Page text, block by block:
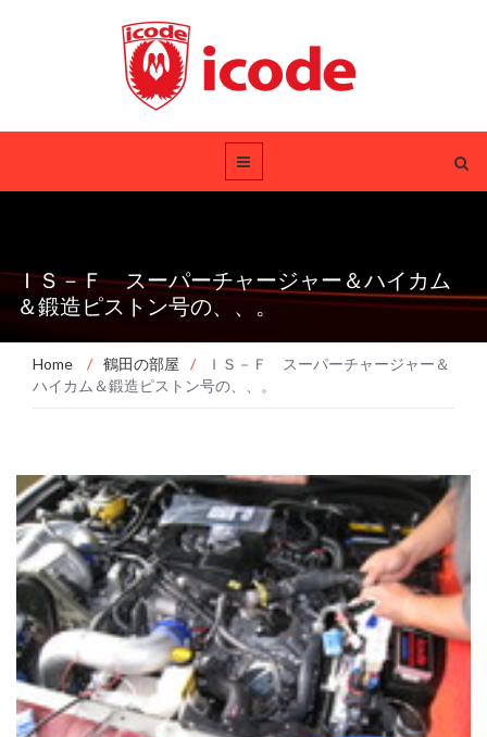
ＩＳ－Ｆ スーパーチャージャー＆ハイカム
＆鍛造ピストン号の、、。
Home / 鶴田の部屋 /
ＩＳ－Ｆ スーパーチャージャー＆
ハイカム＆鍛造ピストン号の、、。